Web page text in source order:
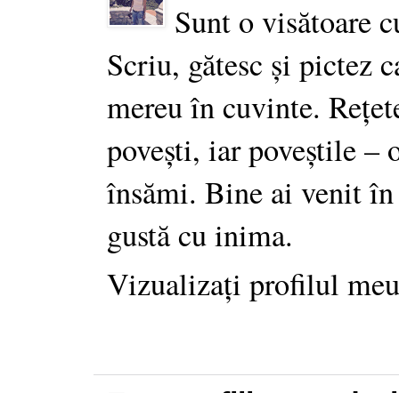
Sunt o visătoare
Scriu, gătesc și pictez
mereu în cuvinte.
povești, iar poveștile –
însămi. Bine ai venit
gustă cu inima.
Vizualizați profilul